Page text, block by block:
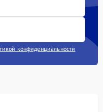
конфиденциальности